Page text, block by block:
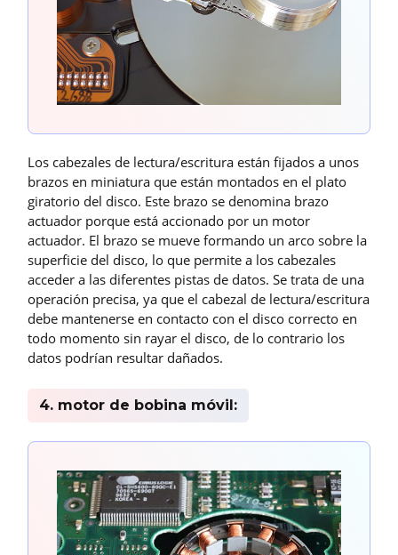
Los cabezales de lectura/escritura están fijados a unos
brazos en miniatura que están montados en el plato
giratorio del disco. Este brazo se denomina brazo
actuador porque está accionado por un motor
actuador. El brazo se mueve formando un arco sobre la
superficie del disco, lo que permite a los cabezales
acceder a las diferentes pistas de datos. Se trata de una
operación precisa, ya que el cabezal de lectura/escritura
debe mantenerse en contacto con el disco correcto en
todo momento sin rayar el disco, de lo contrario los
datos podrían resultar dañados.
4. motor de bobina móvil: